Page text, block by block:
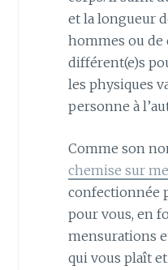
et la longueur
hommes ou de
différent(e)s
les physiques
personne à
Comme son
chemise sur
confectionnée
pour vous, en
mensurations
qui vous plaît